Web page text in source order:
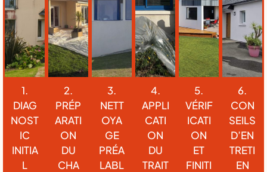
1.
DIAG
NOST
IC
INITIA
L
2.
PRÉP
ARATI
ON
DU
CHA
3.
NETT
OYA
GE
PRÉA
LABL
4.
APPLI
CATI
ON
DU
TRAIT
5.
VÉRIF
ICATI
ON
ET
FINITI
6.
CON
SEILS
D’EN
TRETI
EN